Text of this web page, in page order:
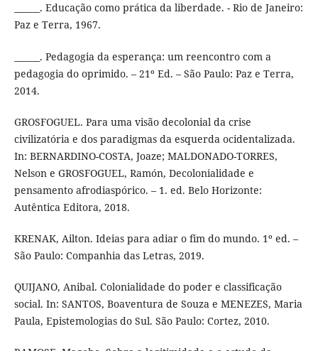
______. Educação como prática da liberdade. - Rio de Janeiro:
Paz e Terra, 1967.
______. Pedagogia da esperança: um reencontro com a
pedagogia do oprimido. – 21º Ed. – São Paulo: Paz e Terra,
2014.
GROSFOGUEL. Para uma visão decolonial da crise
civilizatória e dos paradigmas da esquerda ocidentalizada.
In: BERNARDINO-COSTA, Joaze; MALDONADO-TORRES,
Nelson e GROSFOGUEL, Ramón, Decolonialidade e
pensamento afrodiaspórico. – 1. ed. Belo Horizonte:
Autêntica Editora, 2018.
KRENAK, Ailton. Ideias para adiar o fim do mundo. 1º ed. –
São Paulo: Companhia das Letras, 2019.
QUIJANO, Anibal. Colonialidade do poder e classificação
social. In: SANTOS, Boaventura de Souza e MENEZES, Maria
Paula, Epistemologias do Sul. São Paulo: Cortez, 2010.